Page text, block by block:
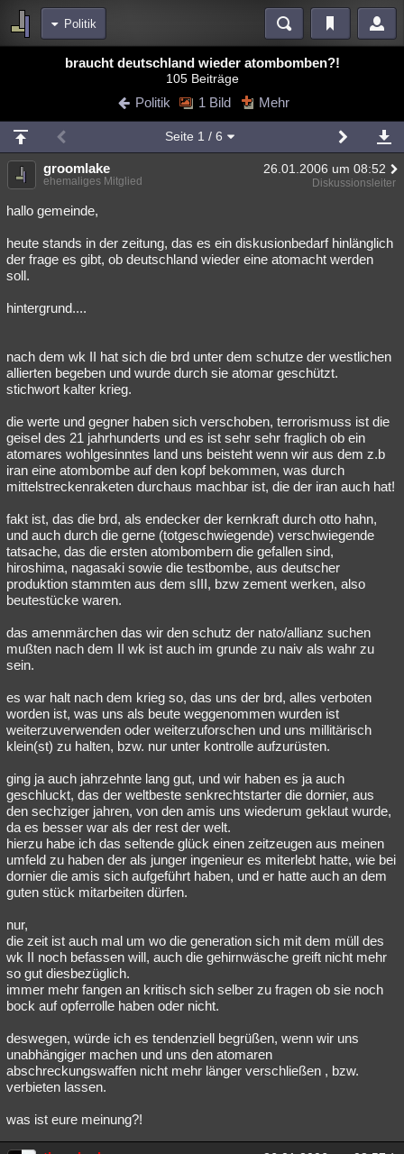
Politik
Blogs Videos
Chat Wiki Neuigkeiten
meine Rubriken
Menschen Wissenschaft Mystery Kriminalfälle
Spiritualität
Natur Umfragen Unterhaltung
weitere Rubriken
Musik Clash Verbesserungen Allmystery English
Übersichten
Besucht Teilgenommen Alle Neue Geschlossen
Lesenswert Schlüsselwörter
braucht deutschland wieder atombomben?!
105 Beiträge
Politik 1 Bild Mehr
Seite 1 / 6
groomlake 26.01.2006 um 08:52
ehemaliges Mitglied Diskussionsleiter
hallo gemeinde,
heute stands in der zeitung, das es ein diskusionbedarf hinlänglich
der frage es gibt, ob deutschland wieder eine atomacht werden
soll.
hintergrund....
nach dem wk II hat sich die brd unter dem schutze der westlichen
allierten begeben und wurde durch sie atomar geschützt.
stichwort kalter krieg.
die werte und gegner haben sich verschoben, terrorismuss ist die
geisel des 21 jahrhunderts und es ist sehr sehr fraglich ob ein
atomares wohlgesinntes land uns beisteht wenn wir aus dem z.b
iran eine atombombe auf den kopf bekommen, was durch
mittelstreckenraketen durchaus machbar ist, die der iran auch hat!
fakt ist, das die brd, als endecker der kernkraft durch otto hahn,
und auch durch die gerne (totgeschwiegende) verschwiegende
tatsache, das die ersten atombombern die gefallen sind,
hiroshima, nagasaki sowie die testbombe, aus deutscher
produktion stammten aus dem sIII, bzw zement werken, also
beutestücke waren.
das amenmärchen das wir den schutz der nato/allianz suchen
mußten nach dem II wk ist auch im grunde zu naiv als wahr zu
sein.
es war halt nach dem krieg so, das uns der brd, alles verboten
worden ist, was uns als beute weggenommen wurden ist
weiterzuverwenden oder weiterzuforschen und uns millitärisch
klein(st) zu halten, bzw. nur unter kontrolle aufzurüsten.
ging ja auch jahrzehnte lang gut, und wir haben es ja auch
geschluckt, das der weltbeste senkrechtstarter die dornier, aus
den sechziger jahren, von den amis uns wiederum geklaut wurde,
da es besser war als der rest der welt.
hierzu habe ich das seltende glück einen zeitzeugen aus meinen
umfeld zu haben der als junger ingenieur es miterlebt hatte, wie bei
dornier die amis sich aufgeführt haben, und er hatte auch an dem
guten stück mitarbeiten dürfen.
nur,
die zeit ist auch mal um wo die generation sich mit dem müll des
wk II noch befassen will, auch die gehirnwäsche greift nicht mehr
so gut diesbezüglich.
immer mehr fangen an kritisch sich selber zu fragen ob sie noch
bock auf opferrolle haben oder nicht.
deswegen, würde ich es tendenziell begrüßen, wenn wir uns
unabhängiger machen und uns den atomaren
abschreckungswaffen nicht mehr länger verschließen , bzw.
verbieten lassen.
was ist eure meinung?!